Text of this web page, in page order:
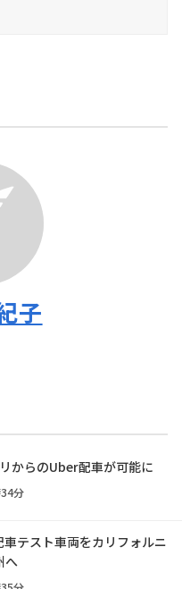
子
からのUber配車が可能に
分
車テスト車両をカリフォルニ
へ